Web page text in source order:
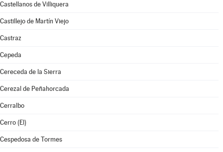
Castellanos de Villiquera
Castillejo de Martín Viejo
Castraz
Cepeda
Cereceda de la Sierra
Cerezal de Peñahorcada
Cerralbo
Cerro (El)
Cespedosa de Tormes